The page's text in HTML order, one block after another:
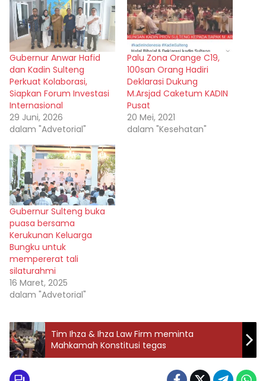
Gubernur Anwar Hafid
dan Kadin Sulteng
Perkuat Kolaborasi,
Siapkan Forum Investasi
Internasional
29 Juni, 2026
dalam "Advetorial"
Palu Zona Orange C19,
100san Orang Hadiri
Deklarasi Dukung
M.Arsjad Caketum KADIN
Pusat
20 Mei, 2021
dalam "Kesehatan"
Gubernur Sulteng buka
puasa bersama
Kerukunan Keluarga
Bungku untuk
mempererat tali
silaturahmi
16 Maret, 2025
dalam "Advetorial"
Tim Ihza & Ihza Law Firm meminta
Mahkamah Konstitusi tegas